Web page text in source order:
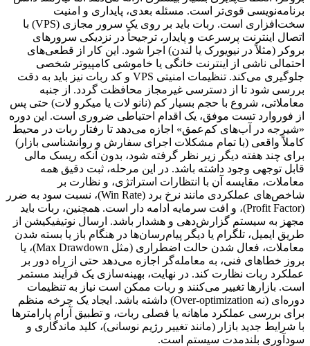
برنامه‌نویسی قوی‌تر است. مسئله بعدی، پایداری و امنیت
سخت‌افزاری است. ربات باید بر روی یک سرور مجازی (VPS) با
اتصال اینترنت پرسرعت و پایدار، ترجیحاً در نزدیکی سرورهای
بروکر (مثلاً در نیویورک یا لندن) اجرا شود. این کار از قطعی‌های
احتمالی ناشی از اینترنت خانگی یا خاموشی کامپیوتر شخصی
جلوگیری می‌کند. تنظیمات امنیتی VPS و کد ربات نیز باید به دقت
بررسی شود تا از دسترسی غیرمجاز محافظت گردد. از جنبه
معاملاتی، شروع با حجم بسیار کم (نانو لات یا میکرو لات) حتی پس
از فوروارد تست موفق، یک اقدام احتیاطی ضروری است. این دوره
«شیرجه در آب‌های کم‌عمق» اجازه می‌دهد تا رفتار ربات در محیط
کاملاً واقعی (با تمام مشکلات اجرای سفارش و روانشناسی بازار)
برای چند هفته دیگر زیر نظر گرفته شود، بدون آنکه ریسک مالی
قابل توجهی وجود داشته باشد. در این مرحله، ثبت دقیق همه
معاملات، مقایسه آن با انتظارات استراتژی، و نظارت بر
شاخص‌های عملکردی مانند نرخ برد (Win Rate)، نسبت سود به ضرر
(Profit Factor)، و افت سرمایه ادامه دار است. همچنین، ربات باید
مجهز به سیستم گزارش‌دهی و هشدار باشد. ارسال نوتیفیکیشن از
طریق ایمیل، تلگرام یا دیگر پیام‌رسان‌ها در هنگام باز یا بسته شدن
معاملات، فعال شدن حالت اضطراری (مثل Max Drawdown)، یا
بروز خطاهای فنی، به معامله‌گر اجازه می‌دهد حتی از راه دور بر
عملکرد ربات نظارت کند. در نهایت، بهینه‌سازی یک فرآیند مستمر
است. بازارها تغییر می‌کنند و ربات ممکن است نیاز به تنظیمات
دوره‌ای (نه Over-optimization) داشته باشد. ایجاد یک چرخه منظم
برای بررسی عملکرد ماهانه یا فصلی ربات، و تطبیق آرام پارامترها
با شرایط جدید بازار (مانند تغییر رژیم نوسانی)، کلید ماندگاری و
سودآوری بلندمدت سیستم است.